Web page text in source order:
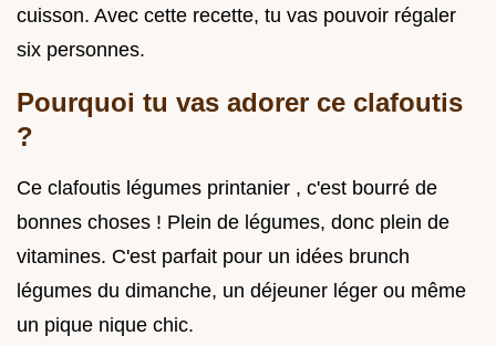
cuisson. Avec cette recette, tu vas pouvoir régaler
six personnes.
Pourquoi tu vas adorer ce clafoutis
?
Ce clafoutis légumes printanier , c'est bourré de
bonnes choses ! Plein de légumes, donc plein de
vitamines. C'est parfait pour un idées brunch
légumes du dimanche, un déjeuner léger ou même
un pique nique chic.